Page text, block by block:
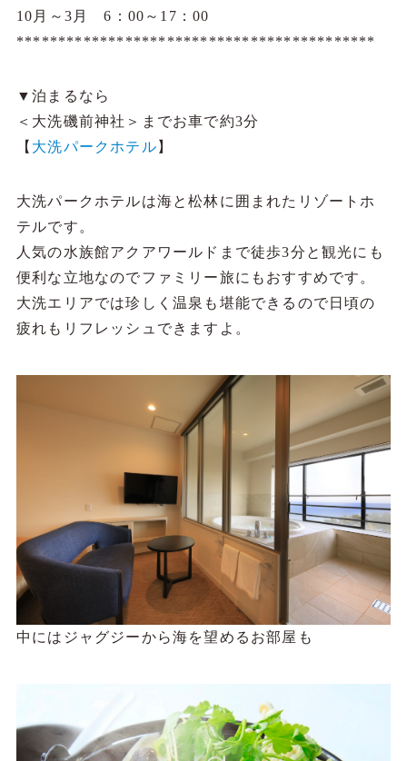
10月～3月 6：00～17：00
*******************************************
▼泊まるなら
＜大洗磯前神社＞までお車で約3分
【 大洗パークホテル 】
大洗パークホテルは海と松林に囲まれたリゾートホ
テルです。
人気の水族館アクアワールドまで徒歩3分と観光にも
便利な立地なのでファミリー旅にもおすすめです。
大洗エリアでは珍しく温泉も堪能できるので日頃の
疲れもリフレッシュできますよ。
中にはジャグジーから海を望めるお部屋も